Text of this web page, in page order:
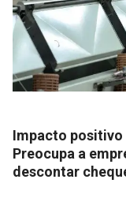
Impacto positivo
Preocupa a
descontar